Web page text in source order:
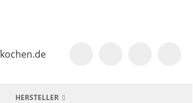
HERSTELLER